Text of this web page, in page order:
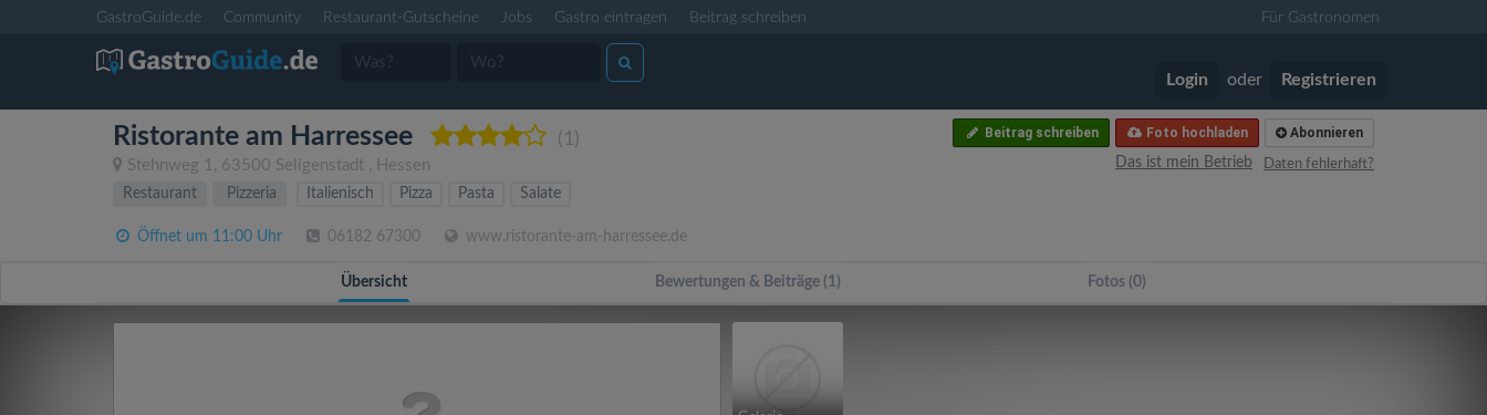
GastroGuide.de Community Restaurant-Gutscheine Jobs Gastro eintragen Beitrag schreiben Für Gastronomen
Login oder Registrieren
Ristorante am Harressee (1)
Stehnweg 1 , 63500 Seligenstadt , Hessen
Abonnieren
Foto hochladen
Beitrag schreiben
Daten fehlerhaft?
Das ist mein Betrieb
Restaurant
Pizzeria Italienisch Pizza Pasta Salate
Öffnet um 11:00 Uhr 06182 67300 www.ristorante-am-harressee.de
Übersicht Bewertungen & Beiträge (1) Fotos (0)